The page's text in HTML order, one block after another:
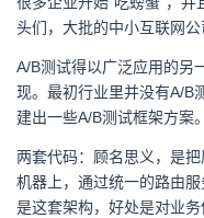
头们，大批的中小互联网公
A/B测试得以广泛应用的另
现。最初行业里并没有A/B
建出一些A/B测试框架方案
两套代码：顾名思义，是
机器上，通过统一的路由
是这套架构，好处是对业务